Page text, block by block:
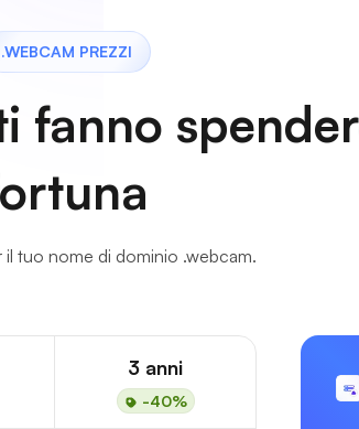
.WEBCAM PREZZI
fanno
il tuo nome di dominio .webcam.
3 anni
-40%